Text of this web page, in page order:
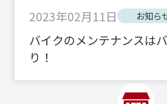
2023年02月11日 お知ら
バイクのメンテナンスは
り！